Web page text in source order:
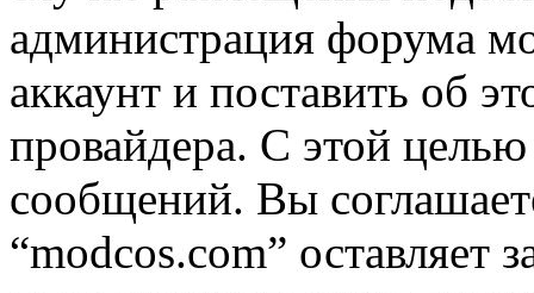
администрация форума
аккаунт и поставить об
провайдера. С этой
сообщений. Вы
“modcos.com” оставляет